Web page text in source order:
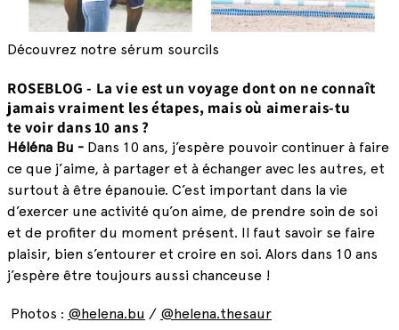
Découvrez notre sérum sourcils
ROSEBLOG - La vie est un voyage dont on ne connaît
jamais vraiment les étapes, mais où aimerais-tu
te voir dans 10 ans ?
Héléna Bu - Dans 10 ans, j’espère pouvoir continuer à faire
ce que j’aime, à partager et à échanger avec les autres, et
surtout à être épanouie. C’est important dans la vie
d’exercer une activité qu’on aime, de prendre soin de soi
et de profiter du moment présent. Il faut savoir se faire
plaisir, bien s’entourer et croire en soi. Alors dans 10 ans
j’espère être toujours aussi chanceuse !
Photos : @helena.bu / @helena.thesaur